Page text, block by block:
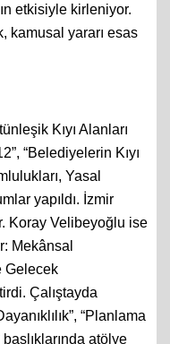
etkisiyle kirleniyor.
kamusal yararı esas
Kıyı Alanları
“Belediyelerin Kıyı
Yasal
yapıldı. İzmir
Koray Velibeyoğlu ise
Mekânsal
Gelecek
Çalıştayda
“Planlama
atölye